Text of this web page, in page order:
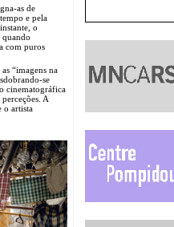
as de
e pela
o
com puros
“imagens na
se
cinematográfica
A
o artista